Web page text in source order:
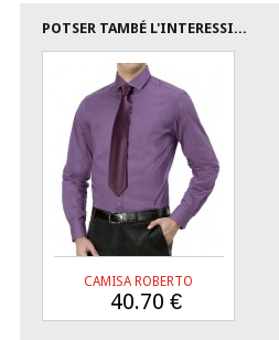
POTSER TAMBÉ L'INTERESSI...
CAMISA ROBERTO
40.70 €